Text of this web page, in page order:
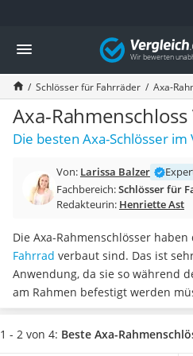
Die beliebtesten Vergleiche nach
Freizeit & Sport
Gartentrampolin
Trampolin
Metalldetektor
Eufab-Fahrradträger
Trampolin 366 cm
Aluminium-Koffer
Futterboot
E-Bike-Dreirad
Trekkingschuhe Herren
Reisetasche mit Rollen
Klimmzugstation
Koffer
Nachtsichtgerät
Vergleich
Schlösser für Fahrräder Axa-
Axa-
Die besten Axa-Schlösser im
Von: Larissa Balzer
Fachbereich:Schlösser für
Redakteurin: Henriette Ast
Die Axa-Rahmenschlösser
Fahrrad verbaut sind. Das ist
Anwendung, da sie so während
am Rahmen befestigt werden
einer Extra-Kette lässt sich das
festen Gegenständen fixieren.
1 - 2 von 4: Beste Axa-